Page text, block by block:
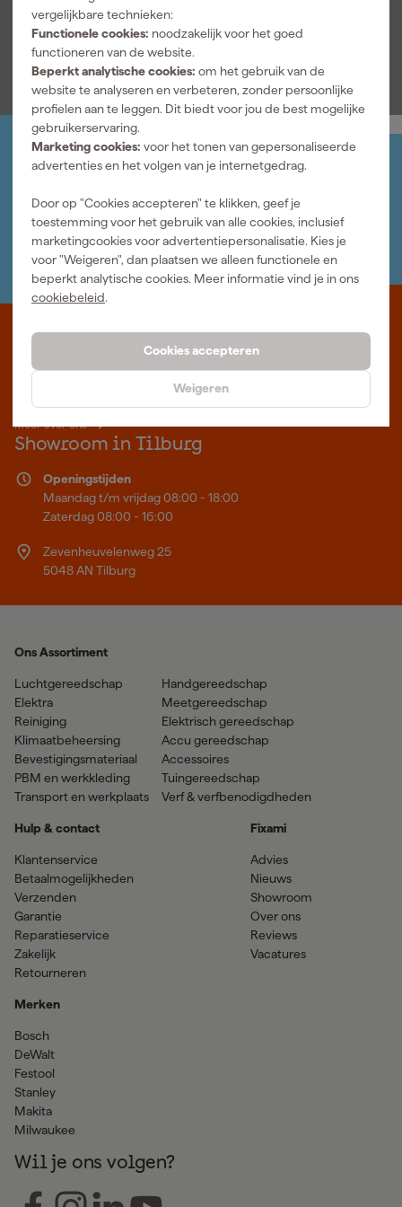
vergelijkbare technieken:
Functionele cookies: noodzakelijk voor het goed
functioneren van de website.
Beperkt analytische cookies: om het gebruik van de
website te analyseren en verbeteren, zonder persoonlijke
profielen aan te leggen. Dit biedt voor jou de best mogelijke
gebruikerservaring.
Marketing cookies: voor het tonen van gepersonaliseerde
advertenties en het volgen van je internetgedrag.
Door op "Cookies accepteren" te klikken, geef je
toestemming voor het gebruik van alle cookies, inclusief
marketingcookies voor advertentiepersonalisatie. Kies je
voor "Weigeren", dan plaatsen we alleen functionele en
beperkt analytische cookies. Meer informatie vind je in ons
cookiebeleid.
Cookies accepteren
Weigeren
Modelcode A5020002
Bekijk alle kenmerken
Jouw account
Nieuwsbrief
Inschrijven wekelijkse nieuwsbrief
Wij helpen je graag
Neem contact op met één van onze specialisten.
Waar staat Fixami voor
Professioneel gereedschap met advies op maat: wij zijn dé online
specialist, wat je project ook is. Fixami is Beter Maken.
Meer over ons
Showroom in Tilburg
Openingstijden
Maandag t/m vrijdag 08:00 - 18:00
Zaterdag 08:00 - 16:00
Zevenheuvelenweg 25
5048 AN Tilburg
Ons Assortiment
Luchtgereedschap
Elektra
Reiniging
Klimaatbeheersing
Bevestigingsmateriaal
PBM en werkkleding
Transport en werkplaats
Handgereedschap
Meetgereedschap
Elektrisch gereedschap
Accu gereedschap
Accessoires
Tuingereedschap
Verf & verfbenodigdheden
Hulp & contact
Klantenservice
Betaalmogelijkheden
Verzenden
Garantie
Reparatieservice
Zakelijk
Retourneren
Merken
Bosch
DeWalt
Festool
Stanley
Makita
Milwaukee
Fixami
Advies
Nieuws
Showroom
Over ons
Reviews
Vacatures
Wil je ons volgen?